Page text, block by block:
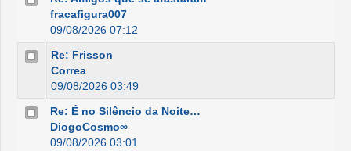
fracafigura007
09/08/2026 07:12
Re: Frisson
Correa
09/08/2026 03:49
Re: É no Silêncio da Noite…
DiogoCosmo∞
09/08/2026 03:01